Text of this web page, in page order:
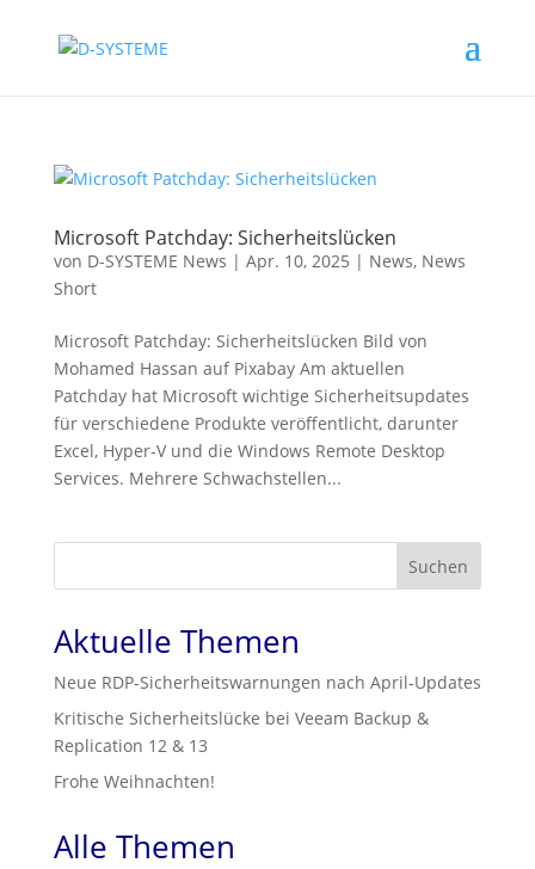
Microsoft Patchday: Sicherheitslücken
von D-SYSTEME News | Apr. 10, 2025 | News, News
Short
Microsoft Patchday: Sicherheitslücken Bild von
Mohamed Hassan auf Pixabay Am aktuellen
Patchday hat Microsoft wichtige Sicherheitsupdates
für verschiedene Produkte veröffentlicht, darunter
Excel, Hyper-V und die Windows Remote Desktop
Services. Mehrere Schwachstellen...
Suchen
Aktuelle Themen
Neue RDP‑Sicherheitswarnungen nach April‑Updates
Kritische Sicherheitslücke bei Veeam Backup &
Replication 12 & 13
Frohe Weihnachten!
Alle Themen